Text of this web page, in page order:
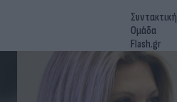
Συντακτική
Ομάδα
Flash.gr